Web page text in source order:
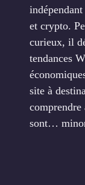
et crypto.
curieux, il
tendances
site à
comprendre
sont…